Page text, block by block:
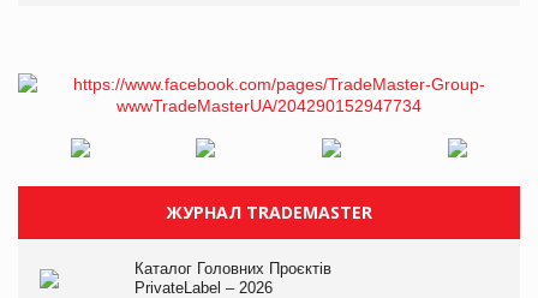
ЖУРНАЛ TRADEMASTER
Каталог Головних Проєктів
PrivateLabel – 2026